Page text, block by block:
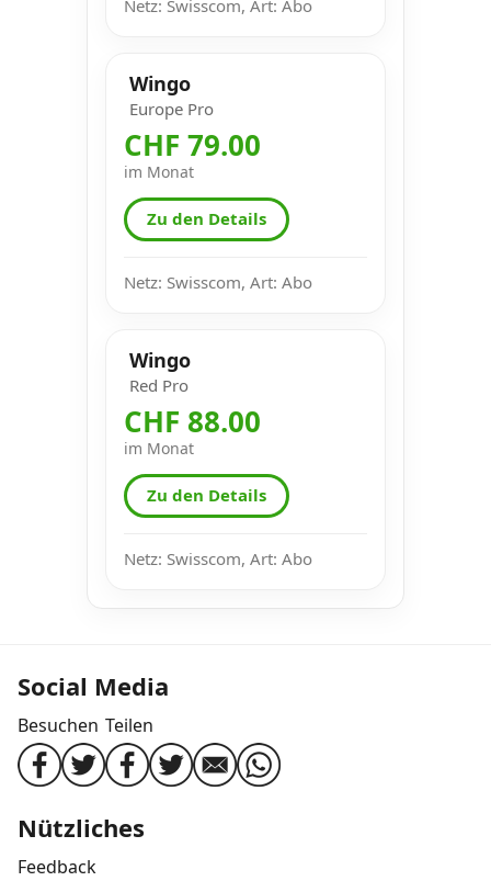
Netz: Swisscom, Art: Abo
Wingo
Europe Pro
CHF 79.00
im Monat
Zu den Details
Netz: Swisscom, Art: Abo
Wingo
Red Pro
CHF 88.00
im Monat
Zu den Details
Netz: Swisscom, Art: Abo
Social Media
Besuchen Teilen
Nützliches
Feedback